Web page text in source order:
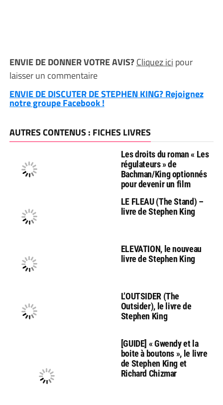
ENVIE DE DONNER VOTRE AVIS?Cliquez ici pour
laisser un commentaire
ENVIE DE DISCUTER DE STEPHEN KING? Rejoignez
notre groupe Facebook !
AUTRES CONTENUS : FICHES LIVRES
Les droits du roman « Les
régulateurs » de
Bachman/King optionnés
pour devenir un film
LE FLEAU (The Stand) –
livre de Stephen King
ELEVATION, le nouveau
livre de Stephen King
L’OUTSIDER (The
Outsider), le livre de
Stephen King
[GUIDE] « Gwendy et la
boite à boutons », le livre
de Stephen King et
Richard Chizmar